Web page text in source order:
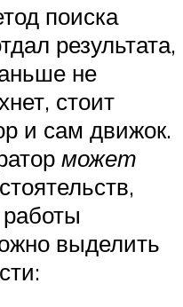
поиска
результата,
не
стоит
и сам движок.
может
выделить